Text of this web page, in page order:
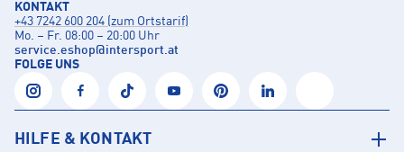
KONTAKT
+43 7242 600 204 (zum Ortstarif)
Mo. – Fr. 08:00 – 20:00 Uhr
service.eshop@intersport.at
FOLGE UNS
HILFE & KONTAKT